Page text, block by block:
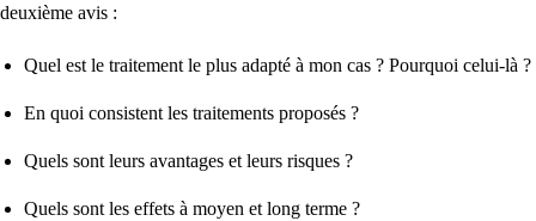
deuxième avis :
Quel est le traitement le plus adapté à mon cas ? Pourquoi celui-là ?
En quoi consistent les traitements proposés ?
Quels sont leurs avantages et leurs risques ?
Quels sont les effets à moyen et long terme ?